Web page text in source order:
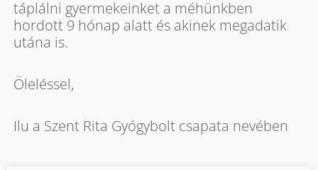
táplálni gyermekeinket a méhünkben
hordott 9 hónap alatt és akinek megadatik
utána is.
Öleléssel,
Ilu a Szent Rita Gyógybolt csapata nevében